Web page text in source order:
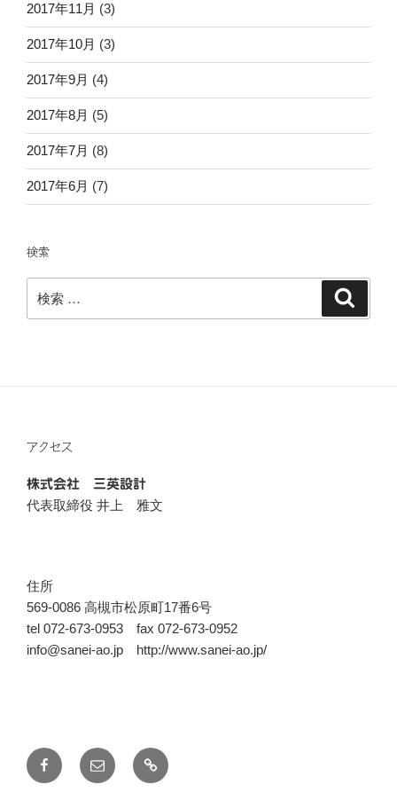
2017年11月 (3)
2017年10月 (3)
2017年9月 (4)
2017年8月 (5)
2017年7月 (8)
2017年6月 (7)
検索
索:
アクセス
株式会社 三英設計
代表取締役 井上 雅文
住所
569-0086 高槻市松原町17番6号
tel 072-673-0953 fax 072-673-0952
info@sanei-ao.jp http://www.sanei-ao.jp/
Facebook
メ
ー
ブ
ロ